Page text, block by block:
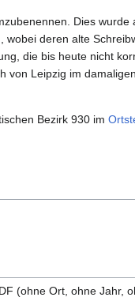
Dies wurde
wobei deren alte
die bis heute nicht
von Leipzig im
Bezirk 930 im
(ohne Ort, ohne Jahr,